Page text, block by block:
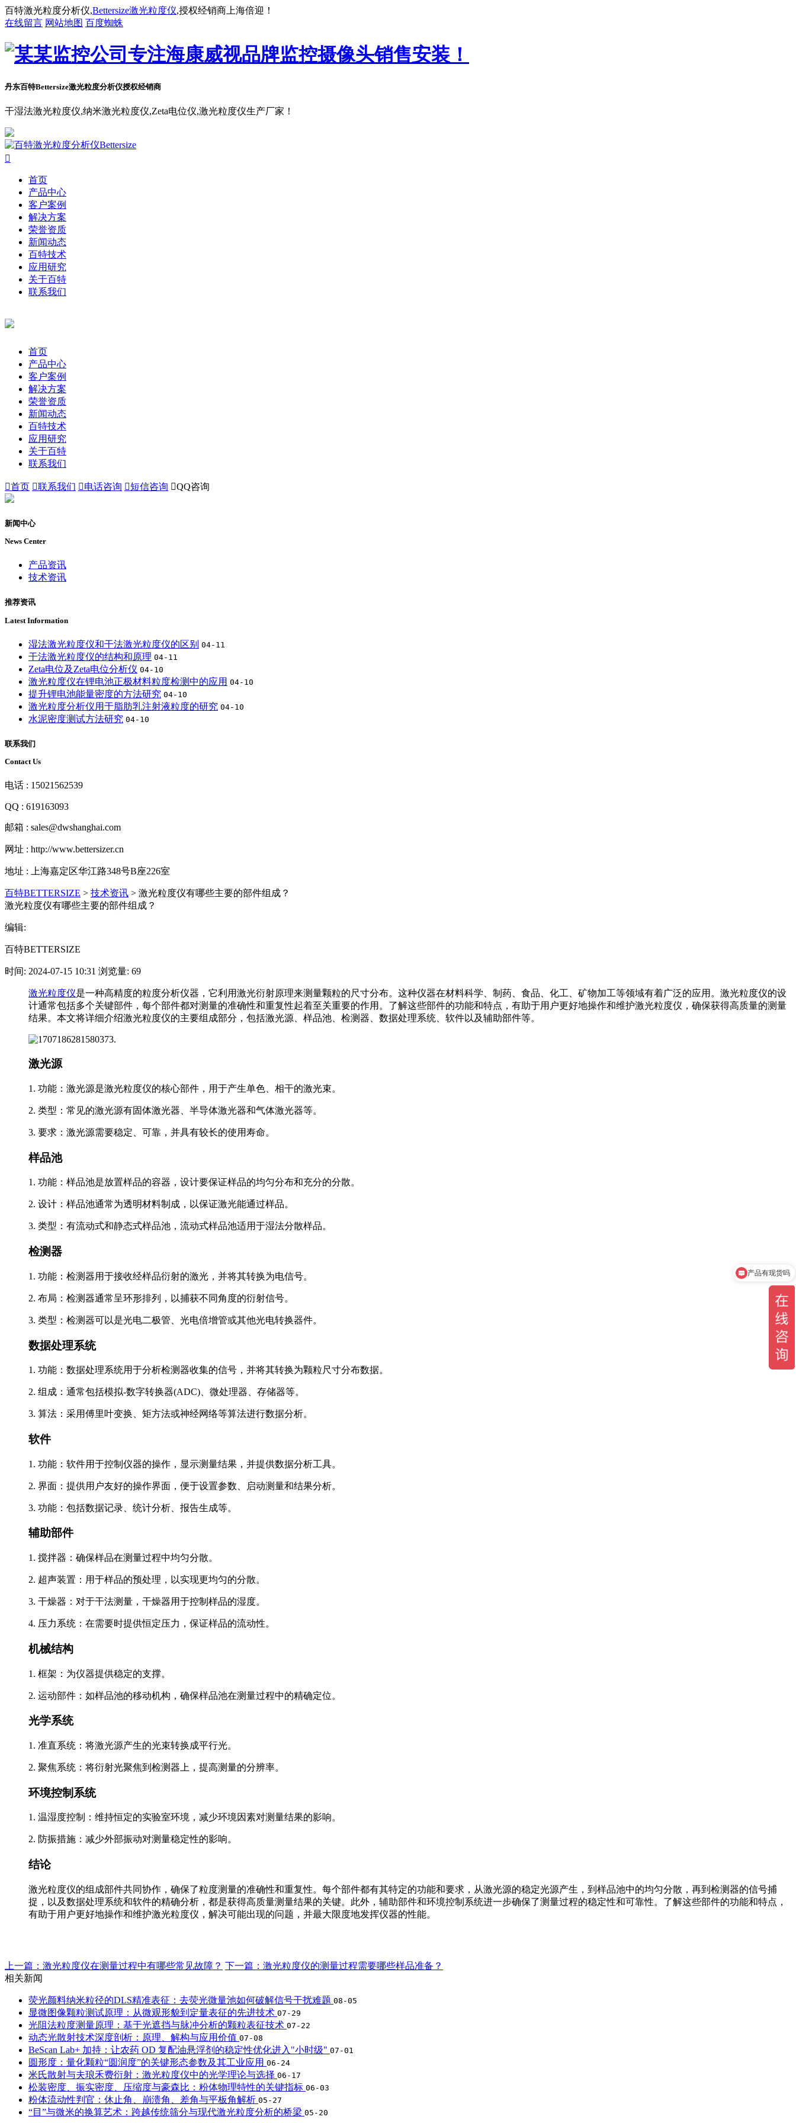
百特激光粒度分析仪,Bettersize激光粒度仪,授权经销商上海倍迎！
在线留言 网站地图 百度蜘蛛
丹东百特Bettersize激光粒度分析仪授权经销商
干湿法激光粒度仪,纳米激光粒度仪,Zeta电位仪,激光粒度仪生产厂家！

首页
产品中心
客户案例
解决方案
荣誉资质
新闻动态
百特技术
应用研究
关于百特
联系我们
首页
产品中心
客户案例
解决方案
荣誉资质
新闻动态
百特技术
应用研究
关于百特
联系我们
首页 联系我们 电话咨询 短信咨询 QQ咨询
新闻中心
News Center
产品资讯
技术资讯
推荐资讯
Latest Information
湿法激光粒度仪和干法激光粒度仪的区别 04-11
干法激光粒度仪的结构和原理 04-11
Zeta电位及Zeta电位分析仪 04-10
激光粒度仪在锂电池正极材料粒度检测中的应用 04-10
提升锂电池能量密度的方法研究 04-10
激光粒度分析仪用于脂肪乳注射液粒度的研究 04-10
水泥密度测试方法研究 04-10
联系我们
Contact Us
电话 : 15021562539
QQ : 619163093
邮箱 : sales@dwshanghai.com
网址 : http://www.bettersizer.cn
地址 : 上海嘉定区华江路348号B座226室
百特BETTERSIZE > 技术资讯 > 激光粒度仪有哪些主要的部件组成？
激光粒度仪有哪些主要的部件组成？
编辑:
百特BETTERSIZE
时间: 2024-07-15 10:31 浏览量: 69
激光粒度仪是一种高精度的粒度分析仪器，它利用激光衍射原理来测量颗粒的尺寸分布。这种仪器在材料科学、制药、食品、化工、矿物加工等领域有着广泛的应用。激光粒度仪的设
计通常包括多个关键部件，每个部件都对测量的准确性和重复性起着至关重要的作用。了解这些部件的功能和特点，有助于用户更好地操作和维护激光粒度仪，确保获得高质量的测量
结果。本文将详细介绍激光粒度仪的主要组成部分，包括激光源、样品池、检测器、数据处理系统、软件以及辅助部件等。
激光源
1. 功能：激光源是激光粒度仪的核心部件，用于产生单色、相干的激光束。
2. 类型：常见的激光源有固体激光器、半导体激光器和气体激光器等。
3. 要求：激光源需要稳定、可靠，并具有较长的使用寿命。
样品池
1. 功能：样品池是放置样品的容器，设计要保证样品的均匀分布和充分的分散。
2. 设计：样品池通常为透明材料制成，以保证激光能通过样品。
3. 类型：有流动式和静态式样品池，流动式样品池适用于湿法分散样品。
检测器
1. 功能：检测器用于接收经样品衍射的激光，并将其转换为电信号。
2. 布局：检测器通常呈环形排列，以捕获不同角度的衍射信号。
3. 类型：检测器可以是光电二极管、光电倍增管或其他光电转换器件。
数据处理系统
1. 功能：数据处理系统用于分析检测器收集的信号，并将其转换为颗粒尺寸分布数据。
2. 组成：通常包括模拟-数字转换器(ADC)、微处理器、存储器等。
3. 算法：采用傅里叶变换、矩方法或神经网络等算法进行数据分析。
软件
1. 功能：软件用于控制仪器的操作，显示测量结果，并提供数据分析工具。
2. 界面：提供用户友好的操作界面，便于设置参数、启动测量和结果分析。
3. 功能：包括数据记录、统计分析、报告生成等。
辅助部件
1. 搅拌器：确保样品在测量过程中均匀分散。
2. 超声装置：用于样品的预处理，以实现更均匀的分散。
3. 干燥器：对于干法测量，干燥器用于控制样品的湿度。
4. 压力系统：在需要时提供恒定压力，保证样品的流动性。
机械结构
1. 框架：为仪器提供稳定的支撑。
2. 运动部件：如样品池的移动机构，确保样品池在测量过程中的精确定位。
光学系统
1. 准直系统：将激光源产生的光束转换成平行光。
2. 聚焦系统：将衍射光聚焦到检测器上，提高测量的分辨率。
环境控制系统
1. 温湿度控制：维持恒定的实验室环境，减少环境因素对测量结果的影响。
2. 防振措施：减少外部振动对测量稳定性的影响。
结论
激光粒度仪的组成部件共同协作，确保了粒度测量的准确性和重复性。每个部件都有其特定的功能和要求，从激光源的稳定光源产生，到样品池中的均匀分散，再到检测器的信号捕
捉，以及数据处理系统和软件的精确分析，都是获得高质量测量结果的关键。此外，辅助部件和环境控制系统进一步确保了测量过程的稳定性和可靠性。了解这些部件的功能和特点，
有助于用户更好地操作和维护激光粒度仪，解决可能出现的问题，并最大限度地发挥仪器的性能。
上一篇：激光粒度仪在测量过程中有哪些常见故障？ 下一篇：激光粒度仪的测量过程需要哪些样品准备？
相关新闻
荧光颜料纳米粒径的DLS精准表征：去荧光微量池如何破解信号干扰难题 08-05
显微图像颗粒测试原理：从微观形貌到定量表征的先进技术 07-29
光阻法粒度测量原理：基于光遮挡与脉冲分析的颗粒表征技术 07-22
动态光散射技术深度剖析：原理、解构与应用价值 07-08
BeScan Lab+ 加持：让农药 OD 复配油悬浮剂的稳定性优化进入"小时级" 07-01
圆形度：量化颗粒“圆润度”的关键形态参数及其工业应用 06-24
米氏散射与夫琅禾费衍射：激光粒度仪中的光学理论与选择 06-17
松装密度、振实密度、压缩度与豪森比：粉体物理特性的关键指标 06-03
粉体流动性判官：休止角、崩溃角、差角与平板角解析 05-27
“目”与微米的换算艺术：跨越传统筛分与现代激光粒度分析的桥梁 05-20
产品有现货吗